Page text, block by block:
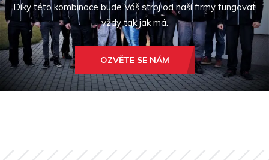
Díky této kombinace bude Váš stroj od naší firmy fungovat
vždy tak jak má.
OZVĚTE SE NÁM